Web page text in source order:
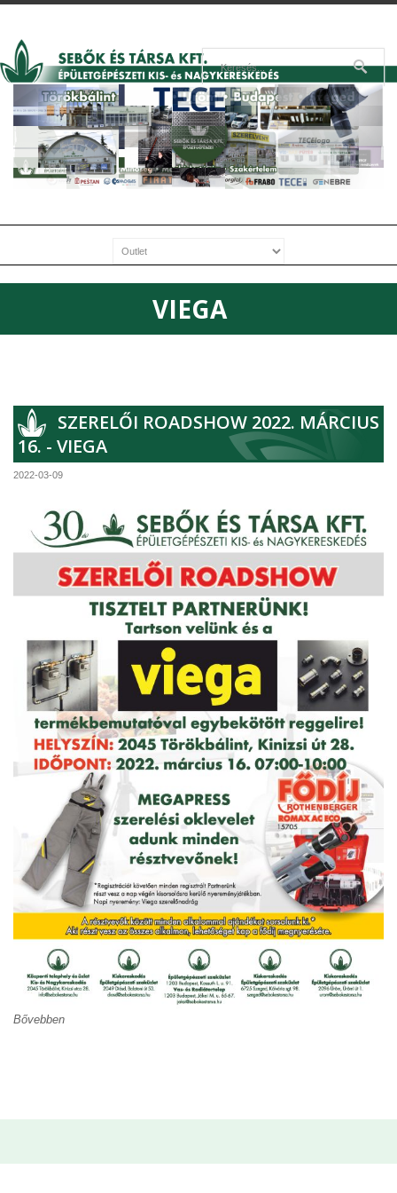
VIEGA
SZERELŐI ROADSHOW 2022. MÁRCIUS
16. - VIEGA
2022-03-09
Bővebben